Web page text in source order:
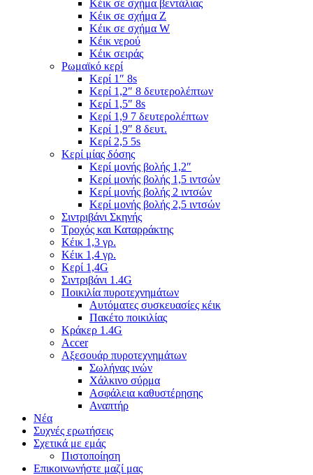
Κέικ σε σχήμα βεντάλιας
Κέικ σε σχήμα Ζ
Κέικ σε σχήμα W
Κέικ νερού
Κέικ σειράς
Ρωμαϊκό κερί
Κερί 1″ 8s
Κερί 1,2″ 8 δευτερολέπτων
Κερί 1,5″ 8s
Κερί 1,9 7 δευτερολέπτων
Κερί 1,9″ 8 δευτ.
Κερί 2,5 5s
Κερί μίας δόσης
Κερί μονής βολής 1,2″
Κερί μονής βολής 1,5 ιντσών
Κερί μονής βολής 2 ιντσών
Κερί μονής βολής 2,5 ιντσών
Σιντριβάνι Σκηνής
Τροχός και Καταρράκτης
Κέικ 1,3 γρ.
Κέικ 1,4 γρ.
Κερί 1,4G
Σιντριβάνι 1.4G
Ποικιλία πυροτεχνημάτων
Αυτόματες συσκευασίες κέικ
Πακέτο ποικιλίας
Κράκερ 1.4G
Accer
Αξεσουάρ πυροτεχνημάτων
Σωλήνας ινών
Χάλκινο σύρμα
Ασφάλεια καθυστέρησης
Αναπτήρ
Νέα
Συχνές ερωτήσεις
Σχετικά με εμάς
Πιστοποίηση
Επικοινωνήστε μαζί μας